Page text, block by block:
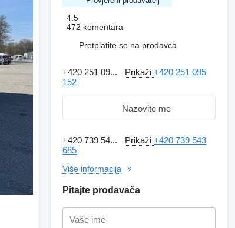
4.5
472 komentara
Pretplatite se na prodavca
+420 251 09... Prikaži+420 251 095
152
Nazovite me
+420 739 54... Prikaži+420 739 543
685
Više informacija
Pitajte prodavača